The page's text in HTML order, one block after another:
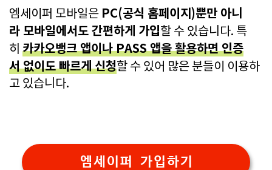
엠세이퍼 모바일은 PC(공식 홈페이지)뿐만 아니
라 모바일에서도 간편하게 가입할 수 있습니다. 특
히 카카오뱅크 앱이나 PASS 앱을 활용하면 인증
서 없이도 빠르게 신청할 수 있어 많은 분들이 이용하
고 있습니다.
엠세이퍼 가입하기